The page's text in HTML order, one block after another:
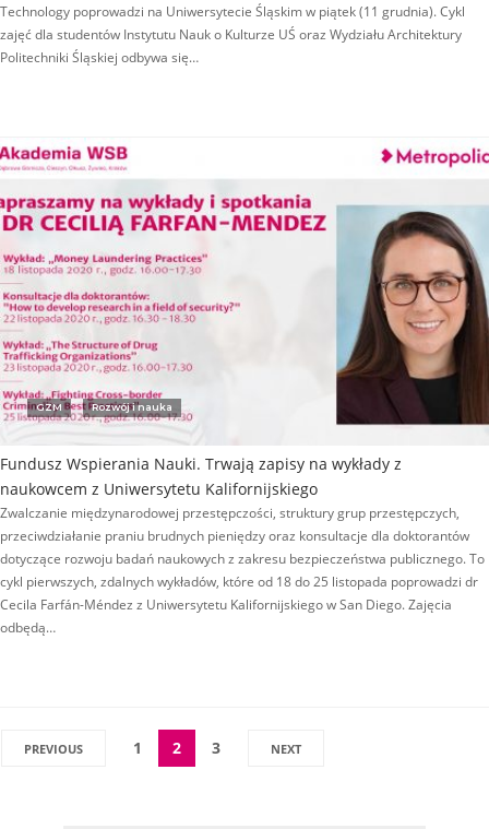
Technology poprowadzi na Uniwersytecie Śląskim w piątek (11 grudnia). Cykl
zajęć dla studentów Instytutu Nauk o Kulturze UŚ oraz Wydziału Architektury
Politechniki Śląskiej odbywa się…
GZM Rozwój i nauka
Fundusz Wspierania Nauki. Trwają zapisy na wykłady z
naukowcem z Uniwersytetu Kalifornijskiego
Zwalczanie międzynarodowej przestępczości, struktury grup przestępczych,
przeciwdziałanie praniu brudnych pieniędzy oraz konsultacje dla doktorantów
dotyczące rozwoju badań naukowych z zakresu bezpieczeństwa publicznego. To
cykl pierwszych, zdalnych wykładów, które od 18 do 25 listopada poprowadzi dr
Cecila Farfán-Méndez z Uniwersytetu Kalifornijskiego w San Diego. Zajęcia
odbędą…
PREVIOUS 1 2 3 NEXT